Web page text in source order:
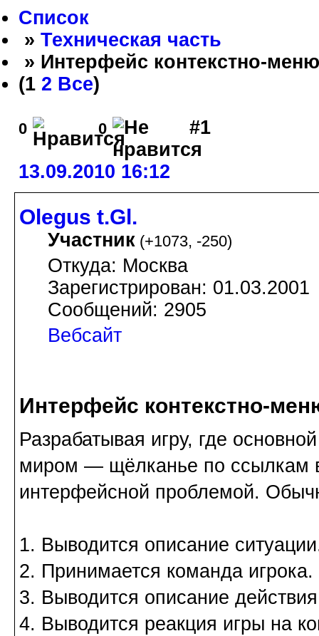
Список
» Техническая часть
» Интерфейс контекстно-
(1 2 Все)
0 0 #1
13.09.2010 16:12
Olegus t.Gl.
Участник (+1073, -250)
Откуда: Москва
Зарегистрирован: 01.03.2001
Сообщений: 2905
Вебсайт
Интерфейс контекстно-
Разрабатывая игру, где
миром — щёлканье по ссылкам
интерфейсной проблемой.
1. Выводится описание
2. Принимается команда игрока.
3. Выводится описание
4. Выводится реакция игры на